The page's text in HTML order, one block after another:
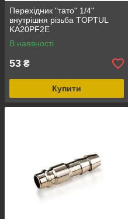
Перехідник "тато" 1/4"
внутрішня різьба TOPTUL
KA20PF2E
В наявності
53 ₴
Купити